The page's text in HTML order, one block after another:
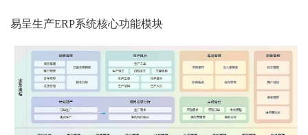
易呈生产ERP系统核心功能模块